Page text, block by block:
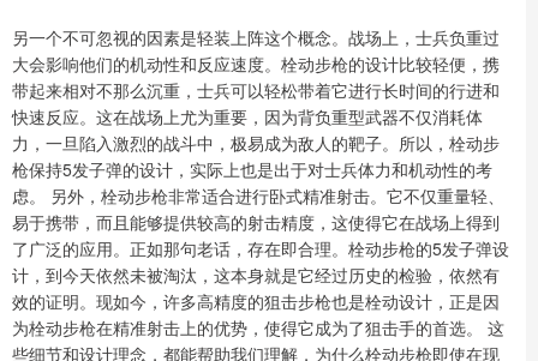
另一个不可忽视的因素是轻装上阵这个概念。战场上，士兵负重过
大会影响他们的机动性和反应速度。栓动步枪的设计比较轻便，携
带起来相对不那么沉重，士兵可以轻松带着它进行长时间的行进和
快速反应。这在战场上尤为重要，因为背负重型武器不仅消耗体
力，一旦陷入激烈的战斗中，极易成为敌人的靶子。所以，栓动步
枪保持5发子弹的设计，实际上也是出于对士兵体力和机动性的考
虑。 另外，栓动步枪非常适合进行卧式精准射击。它不仅重量轻、
易于携带，而且能够提供较高的射击精度，这使得它在战场上得到
了广泛的应用。正如那句老话，存在即合理。栓动步枪的5发子弹设
计，到今天依然未被淘汰，这本身就是它经过历史的检验，依然有
效的证明。现如今，许多高精度的狙击步枪也是栓动设计，正是因
为栓动步枪在精准射击上的优势，使得它成为了狙击手的首选。 这
些细节和设计理念，都能帮助我们理解，为什么栓动步枪即使在现